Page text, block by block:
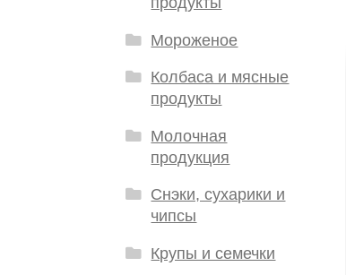
Мороженое
Колбаса и мясные
продукты
Молочная
продукция
Снэки, сухарики и
чипсы
Крупы и семечки